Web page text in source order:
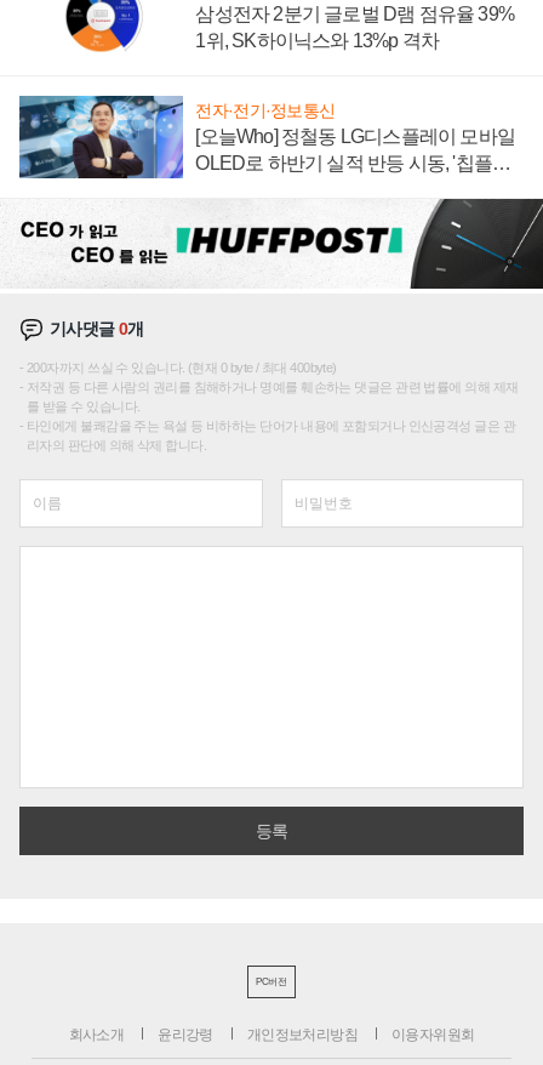
삼성전자 2분기 글로벌 D램 점유율 39%
1위, SK하이닉스와 13%p 격차
전자·전기·정보통신
[오늘Who] 정철동 LG디스플레이 모바일
OLED로 하반기 실적 반등 시동, '칩플레
기사댓글0개
200자까지 쓰실 수 있습니다. (현재 0 byte / 최대 400byte)
저작권 등 다른 사람의 권리를 침해하거나 명예를 훼손하는 댓글은 관련 법률에 의해 제재
를 받을 수 있습니다.
타인에게 불쾌감을 주는 욕설 등 비하하는 단어가 내용에 포함되거나 인신공격성 글은 관
리자의 판단에 의해 삭제 합니다.
PC버전
회사소개 윤리강령 개인정보처리방침 이용자위원회